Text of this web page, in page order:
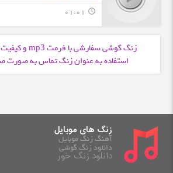
query_builder
01:01
زنگ گوشی سفارشی با فرمت mp3 و کیفیت
استفاده به عنوان زنگ تماس به صورت
زنگ های موبایل
آهنگ زنگ موبایل
دانلود زنگ گوشی
دانلود زنگ خور